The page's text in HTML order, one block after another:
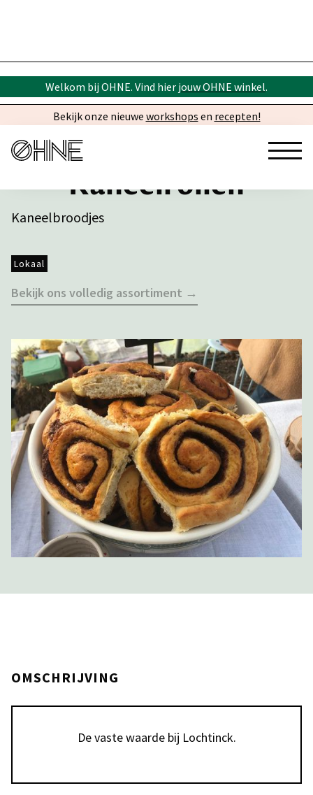
Welkom bij OHNE. Vind hier jouw OHNE winkel.
Bekijk onze nieuwe workshops en recepten!
Kaneelrollen
Kaneelbroodjes
Lokaal
Bekijk ons volledig assortiment →
OMSCHRIJVING
De vaste waarde bij Lochtinck.